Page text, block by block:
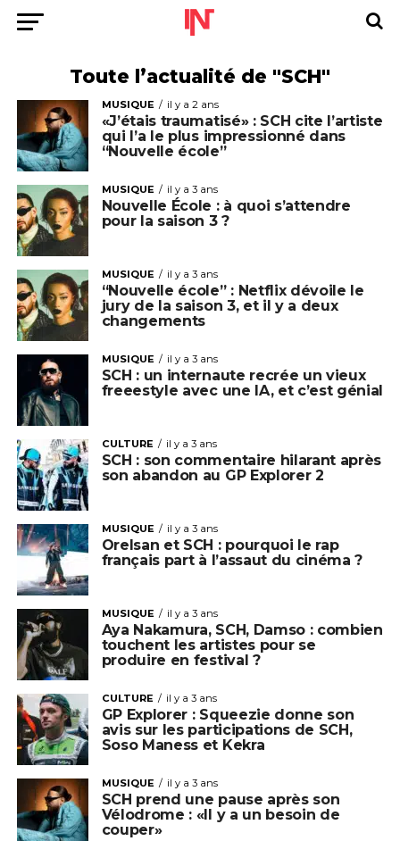
Toute l’actualité de "SCH"
MUSIQUE il y a 2 ans
«J’étais traumatisé» : SCH cite l’artiste
qui l’a le plus impressionné dans
“Nouvelle école”
MUSIQUE il y a 3 ans
Nouvelle École : à quoi s’attendre
pour la saison 3 ?
MUSIQUE il y a 3 ans
“Nouvelle école” : Netflix dévoile le
jury de la saison 3, et il y a deux
changements
MUSIQUE il y a 3 ans
SCH : un internaute recrée un vieux
freeestyle avec une IA, et c’est génial
CULTURE il y a 3 ans
SCH : son commentaire hilarant après
son abandon au GP Explorer 2
MUSIQUE il y a 3 ans
Orelsan et SCH : pourquoi le rap
français part à l’assaut du cinéma ?
MUSIQUE il y a 3 ans
Aya Nakamura, SCH, Damso : combien
touchent les artistes pour se
produire en festival ?
CULTURE il y a 3 ans
GP Explorer : Squeezie donne son
avis sur les participations de SCH,
Soso Maness et Kekra
MUSIQUE il y a 3 ans
SCH prend une pause après son
Vélodrome : «Il y a un besoin de
couper»